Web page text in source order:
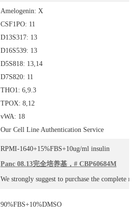
Amelogenin: X
CSF1PO: 11
D13S317: 13
D16S539: 13
D5S818: 13,14
D7S820: 11
THO1: 6,9.3
TPOX: 8,12
vWA: 18
Our Cell Line Authentication Service
RPMI-1640+15%FBS+10ug/ml insulin
Panc 08.13完全培养基，# CBP60684M
We strongly suggest to purchase the complete
90%FBS+10%DMSO